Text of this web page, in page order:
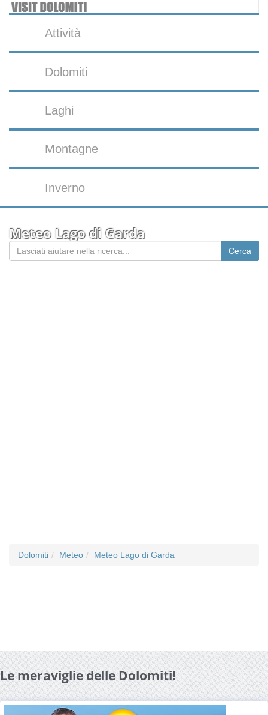
Attività
Dolomiti
Laghi
Montagne
Inverno
Meteo Lago di Garda
Dolomiti Meteo Meteo Lago di Garda
Le meraviglie delle Dolomiti!